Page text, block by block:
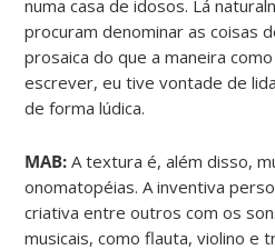
numa casa de idosos. Lá
procuram denominar as coisas
prosaica do que a maneira
escrever, eu tive vontade de
de forma lúdica.
MAB: A textura é, além disso,
onomatopéias. A inventiva
criativa entre outros com os
musicais, como flauta, violino e